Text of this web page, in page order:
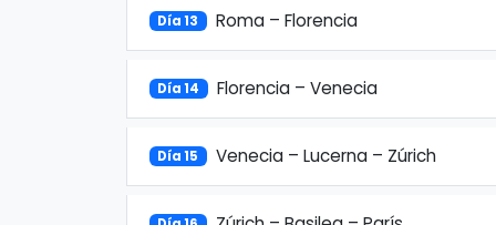
Día 13 Roma – Florencia
Día 14 Florencia – Venecia
Día 15 Venecia – Lucerna – Zúrich